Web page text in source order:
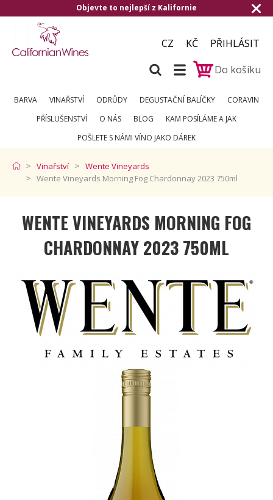
Objevte to nejlepší z Kalifornie
CZ KČ
PŘIHLÁSIT
Do košíku
BARVA VINAŘSTVÍ ODRŮDY DEGUSTAČNÍ BALÍČKY
CORAVIN
PŘÍSLUŠENSTVÍ
O NÁS BLOG
KAM POSÍLÁME A JAK
POŠLETE S NÁMI VÍNO JAKO DÁREK
Vinařství
Wente Vineyards
Wente Vineyards Morning Fog Chardonnay 2023 750ml
WENTE VINEYARDS MORNING FOG
CHARDONNAY 2023 750ML